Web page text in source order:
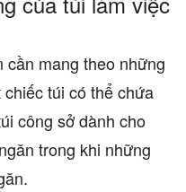
cần mang theo những
túi có thể chứa
công sở dành cho
trong khi những